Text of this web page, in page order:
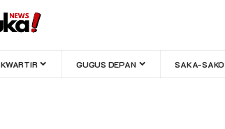
KWARTIR GUGUS DEPAN SAKA-SAKO